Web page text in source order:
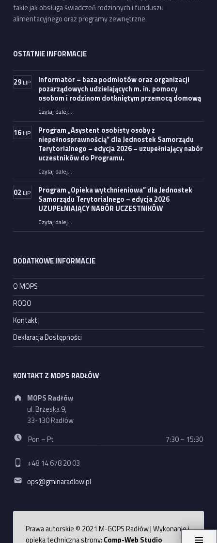
takie jak obsługa świadczeń rodzinnych i funduszu
alimentacyjnego oraz programy zewnętrzne.
OSTATNIE INFORMACJE
29 LIP
Informator – baza podmiotów oraz organizacji
pozarządowych udzielających m. in. pomocy
osobom i rodzinom dotkniętym przemocą domową
Czytaj dalej“Informator – baza podmiotów oraz organizacji pozarządowych udzielających m. in. pomocy osobom i rodzinom dotkniętym przemocą domową”
…
16 LIP
Program „Asystent osobisty osoby z
niepełnosprawnością” dla Jednostek Samorządu
Terytorialnego – edycja 2026 – uzupełniający nabór
uczestników do Programu.
Czytaj dalej“Program „Asystent osobisty osoby z niepełnosprawnością” dla Jednostek Samorządu Terytorialnego – edycja 2026 – uzupełniający nabór uczestników do Programu.”
…
02 LIP
Program „Opieka wytchnieniowa” dla Jednostek
Samorządu Terytorialnego – edycja 2026
UZUPEŁNIAJĄCY NABÓR UCZESTNIKÓW
Czytaj dalej“Program „Opieka wytchnieniowa” dla Jednostek Samorządu Terytorialnego – edycja 2026 UZUPEŁNIAJĄCY NABÓR UCZESTNIKÓW”
…
DODATKOWE INFORMACJE
O MOPS
RODO
Kontakt
Deklaracja Dostępności
KONTAKT Z MOPS RADŁÓW
Address:
MOPS Radłów
ul. Brzeska 9,
33-130 Radłów
Business hours:
Pon – Pt 7:30 – 15:30
Phone number:
+48 14 678 20 03
Email address:
ops@gminaradlow.pl
Prawa autorskie © 2021 M-GOPS Radłów | Wykonanie i
opieka techniczna strony: Comp-Web Studio